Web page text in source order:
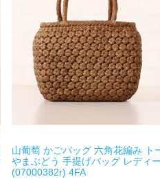
山葡萄 かごバッグ 六角花編み ト
やまぶどう 手提げバッグ レディ
(07000382r) 4FA